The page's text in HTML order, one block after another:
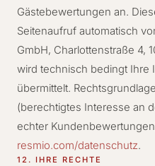
Gästebewertungen an.
Seitenaufruf automatisch
GmbH, Charlottenstraße 4,
wird technisch bedingt Ihre
übermittelt.
(berechtigtes Interesse an
echter
resmio.com/datenschutz.
12. IHRE RECHTE